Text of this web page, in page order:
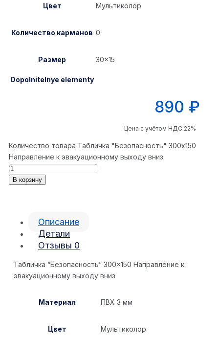
Цвет Мультиколор
Количество карманов 0
Размер 30×15
Dopolnitelnye elementy
890 ₽
Цена с учётом НДС 22%
Количество товара Табличка "Безопасность" 300x150
Направление к эвакуационному выходу вниз
В корзину
Описание
Детали
Отзывы 0
Табличка “Безопасность” 300×150 Направление к
эвакуационному выходу вниз
Материал ПВХ 3 мм
Цвет Мультиколор